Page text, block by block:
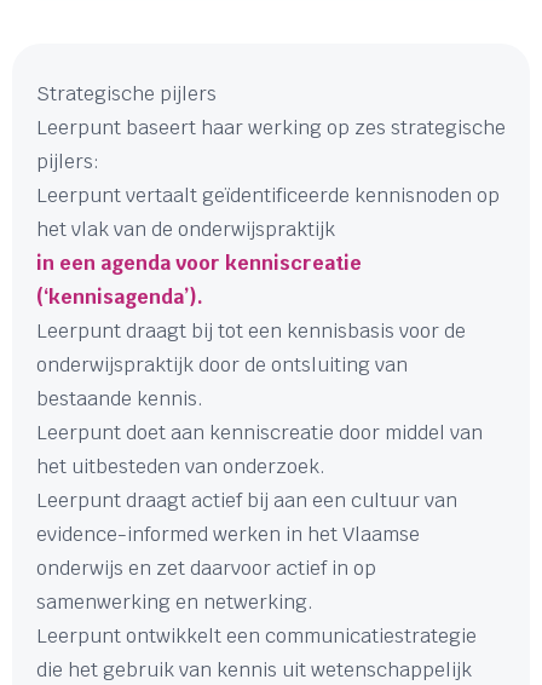
Strategische pijlers
Leerpunt baseert haar werking op zes strategische
pijlers:
Leerpunt vertaalt geïdentificeerde kennisnoden op
het vlak van de onderwijspraktijk
in een agenda voor kenniscreatie
(‘kennisagenda’).
Leerpunt draagt bij tot een kennisbasis voor de
onderwijspraktijk door de ontsluiting van
bestaande kennis.
Leerpunt doet aan kenniscreatie door middel van
het uitbesteden van onderzoek.
Leerpunt draagt actief bij aan een cultuur van
evidence-informed werken in het Vlaamse
onderwijs en zet daarvoor actief in op
samenwerking en netwerking.
Leerpunt ontwikkelt een communicatiestrategie
die het gebruik van kennis uit wetenschappelijk